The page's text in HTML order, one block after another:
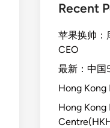
Recent
苹果换帅：
CEO
最新：中国
Hong
Hong